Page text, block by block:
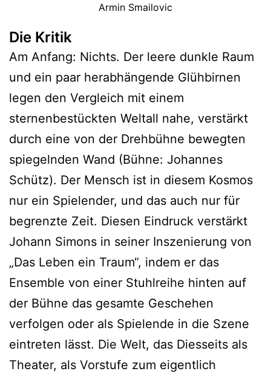
Armin Smailovic
Die Kritik
Am Anfang: Nichts. Der leere dunkle Raum
und ein paar herabhängende Glühbirnen
legen den Vergleich mit einem
sternenbestückten Weltall nahe, verstärkt
durch eine von der Drehbühne bewegten
spiegelnden Wand (Bühne: Johannes
Schütz). Der Mensch ist in diesem Kosmos
nur ein Spielender, und das auch nur für
begrenzte Zeit. Diesen Eindruck verstärkt
Johann Simons in seiner Inszenierung von
„Das Leben ein Traum“, indem er das
Ensemble von einer Stuhlreihe hinten auf
der Bühne das gesamte Geschehen
verfolgen oder als Spielende in die Szene
eintreten lässt. Die Welt, das Diesseits als
Theater, als Vorstufe zum eigentlich